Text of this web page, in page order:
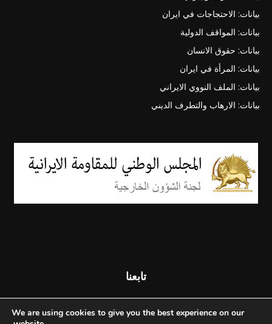
بيانات: الاحتجاجات في ايران
بيانات: المواقف الدولية
بيانات: حقوق الانسان
بيانات: المرأة في ايران
بيانات: الملف النووي الايراني
بيانات: الارهاب والتطرف الديني
تابعنا
We are using cookies to give you the best experience on our